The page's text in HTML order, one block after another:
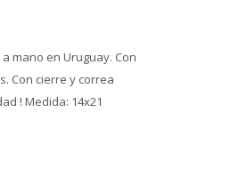
mano en Uruguay. Con
Con cierre y correa
! Medida: 14x21